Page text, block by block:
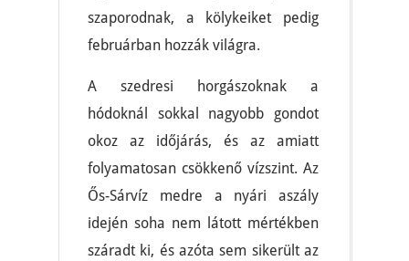
szaporodnak, a kölykeiket pedig
februárban hozzák világra.
A szedresi horgászoknak a
hódoknál sokkal nagyobb gondot
okoz az időjárás, és az amiatt
folyamatosan csökkenő vízszint. Az
Ős-Sárvíz medre a nyári aszály
idején soha nem látott mértékben
száradt ki, és azóta sem sikerült az